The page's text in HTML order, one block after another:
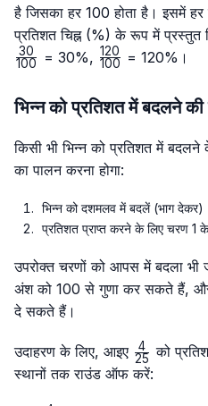
है जिसका हर 100 होता है। इसमें हर
प्रतिशत चिह्न (%) के रूप में प्रस्तुत
100
30 = 30%, \frac{120}
100
120 = 120%।
भिन्न को प्रतिशत में बदलने की
किसी भी भिन्न को प्रतिशत में
का पालन करना होगा:
भिन्न को दशमलव में बदलें (भाग
प्रतिशत प्राप्त करने के लिए चरण 1
उपरोक्त चरणों को आपस में बदला
अंश को 100 से गुणा कर सकते हैं, और
दे सकते हैं।
उदाहरण के लिए, आइए \frac{4}
{25}
25
4
को
स्थानों तक राउंड ऑफ करें: